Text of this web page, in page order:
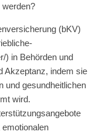
werden?
(bKV)
) in Behörden und
Akzeptanz, indem sie
und gesundheitlichen
wird.